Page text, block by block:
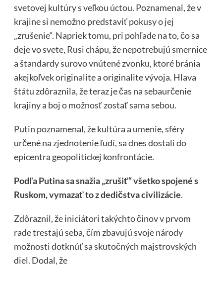
svetovej kultúry s veľkou úctou. Poznamenal, že v
krajine si nemožno predstaviť pokusy o jej
„zrušenie“. Napriek tomu, pri pohľade na to, čo sa
deje vo svete, Rusi chápu, že nepotrebujú smernice
a štandardy surovo vnútené zvonku, ktoré bránia
akejkoľvek originalite a originalite vývoja. Hlava
štátu zdôraznila, že teraz je čas na sebaurčenie
krajiny a boj o možnosť zostať sama sebou.
Putin poznamenal, že kultúra a umenie, sféry
určené na zjednotenie ľudí, sa dnes dostali do
epicentra geopolitickej konfrontácie.
Podľa Putina sa snažia „zrušiť“ všetko spojené s
Ruskom, vymazať to z dedičstva civilizácie.
Zdôraznil, že iniciátori takýchto činov v prvom
rade trestajú seba, čím zbavujú svoje národy
možnosti dotknúť sa skutočných majstrovských
diel. Dodal, že